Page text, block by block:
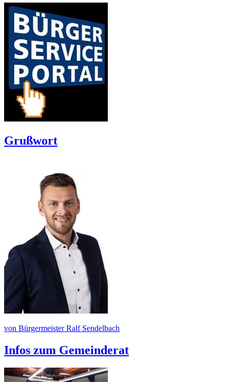
Grußwort
von Bürgermeister Ralf Sendelbach
Infos zum Gemeinderat